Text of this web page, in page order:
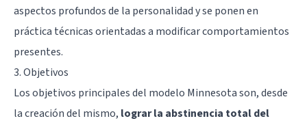
aspectos profundos de la personalidad y se ponen en
práctica técnicas orientadas a modificar comportamientos
presentes.
3. Objetivos
Los objetivos principales del modelo Minnesota son, desde
la creación del mismo, lograr la abstinencia total del